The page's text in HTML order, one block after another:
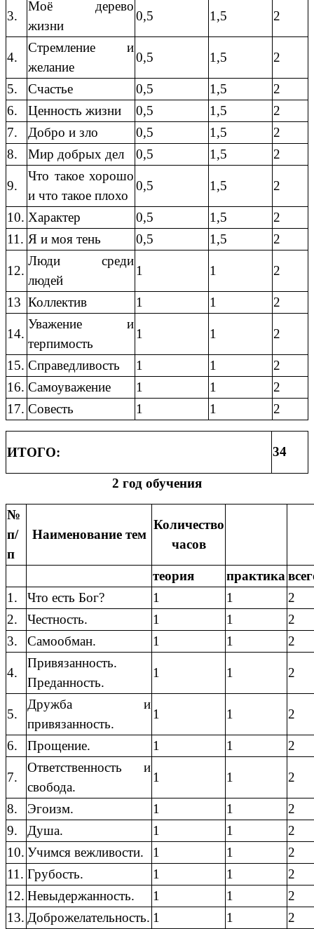
3.
Моё дерево
жизни
0,5 1,5 2
4.
Стремление и
желание
0,5 1,5 2
5. Счастье 0,5 1,5
2
6.
Ценность жизни 0,5 1,5
2
7.
Добро и зло 0,5 1,5
2
8.
Мир добрых дел 0,5 1,5 2
9.
Что такое хорошо
и что такое плохо
0,5 1,5 2
10. Характер 0,5 1,5
2
11. Я и моя тень 0,5 1,5 2
12.
Люди среди
людей
1 1 2
13 Коллектив 1 1 2
14.
Уважение и
терпимость
1 1 2
15. Справедливость 1 1
2
16. Самоуважение 1 1
2
17. Совесть 1 1 2
ИТОГО: 34
2 год обучения
№
п/
п
Наименование тем
Количество
часов
теория практика
1.
Что есть Бог? 1 1
2
2.
Честность. 1 1
2
3.
Самообман. 1 1 2
4.
Привязанность.
Преданность.
1 1 2
5.
Дружба и
привязанность.
1 1 2
6. Прощение. 1 1 2
7.
Ответственность и
свобода.
1 1 2
8. Эгоизм. 1 1
2
9.
Душа. 1 1
2
10. Учимся вежливости. 1 1
2
11. Грубость. 1 1
2
12. Невыдержанность. 1 1
2
13. Доброжелательность. 1 1
2